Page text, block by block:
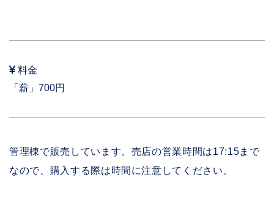
料金
「薪」700円
管理棟で販売しています。売店の営業時間は17:15まで
なので、購入する際は時間に注意してください。